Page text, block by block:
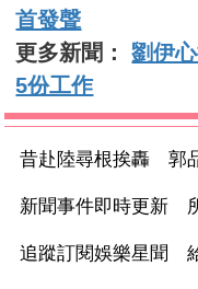
首發聲
更多新聞：劉伊
5份工作
昔赴陸尋根挨轟 郭
新聞事件即時更新
追蹤訂閱娛樂星聞